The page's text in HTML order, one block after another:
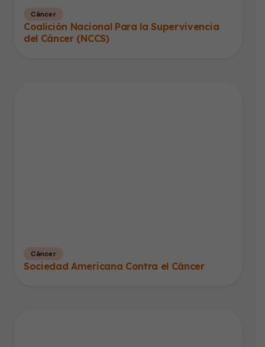
Cáncer
Coalición Nacional Para la Supervivencia
del Cáncer (NCCS)
Cáncer
Sociedad Americana Contra el Cáncer